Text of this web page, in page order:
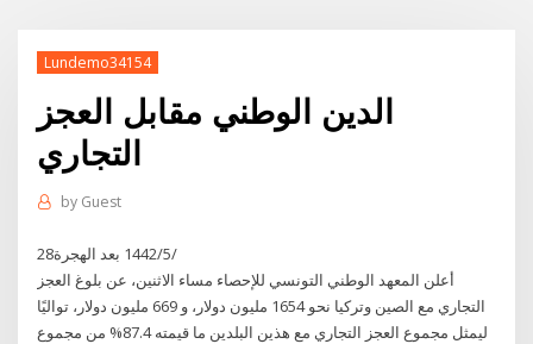
Lundemo34154
الدين الوطني مقابل العجز
التجاري
by Guest
28‏‏/5‏‏/1442 بعد الهجرة
أعلن المعهد الوطني التونسي للإحصاء مساء الاثنين، عن بلوغ العجز
التجاري مع الصين وتركيا نحو 1654 مليون دولار، و 669 مليون دولار، تواليًا
ليمثل مجموع العجز التجاري مع هذين البلدين ما قيمته 87.4% من مجموع